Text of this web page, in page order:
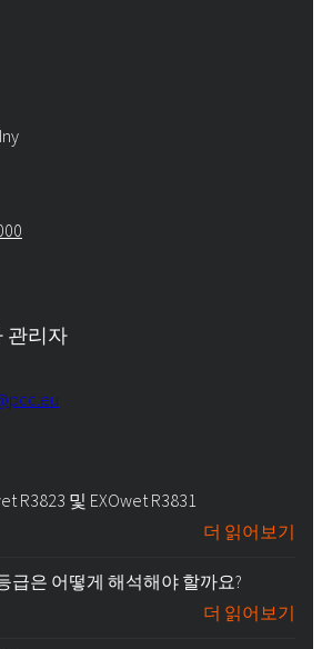
관리자
R3823 및 EXOwet R3831
더 읽어보기
등급은 어떻게 해석해야 할까요?
더 읽어보기